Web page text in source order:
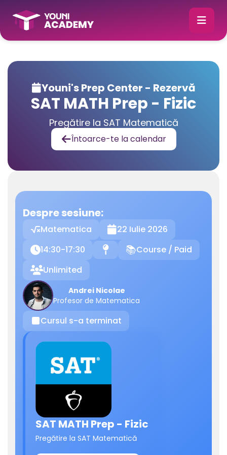
Youni's Prep Center - Rezervă
SAT MATH Prep - Fizic
Pregătire la SAT Matematică
Întoarce-te la calendar
SAT MATH Prep - Fizic
Pregătire la SAT Matematică
Despre sesiune:
Matematica 22 Iulie 2026
14:30-17:30 📍 📚Course / Paid
Unlimited
Andrei Nicolae
Profesor de Matematica
⏹Cursul s-a terminat